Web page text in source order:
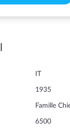
1935
Famille
6500